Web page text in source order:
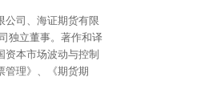
公司、海证期货有限
独立董事。著作和译
资本市场波动与控制
管理》、《期货期